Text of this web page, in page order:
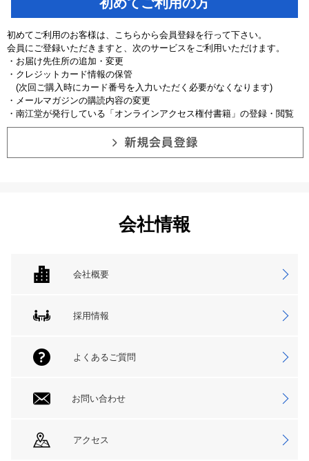
初めてご利用のお客様は、こちらから会員登録を行って下さい。
会員にご登録いただきますと、次のサービスをご利用いただけます。
・お届け先住所の追加・変更
・クレジットカード情報の保管
(次回ご購入時にカード番号を入力いただく必要がなくなります)
・メールマガジンの購読内容の変更
・南江堂が発行している「オンラインアクセス権付書籍」の登録・閲覧
会社情報
会社概要
採用情報
よくあるご質問
お問い合わせ
アクセス